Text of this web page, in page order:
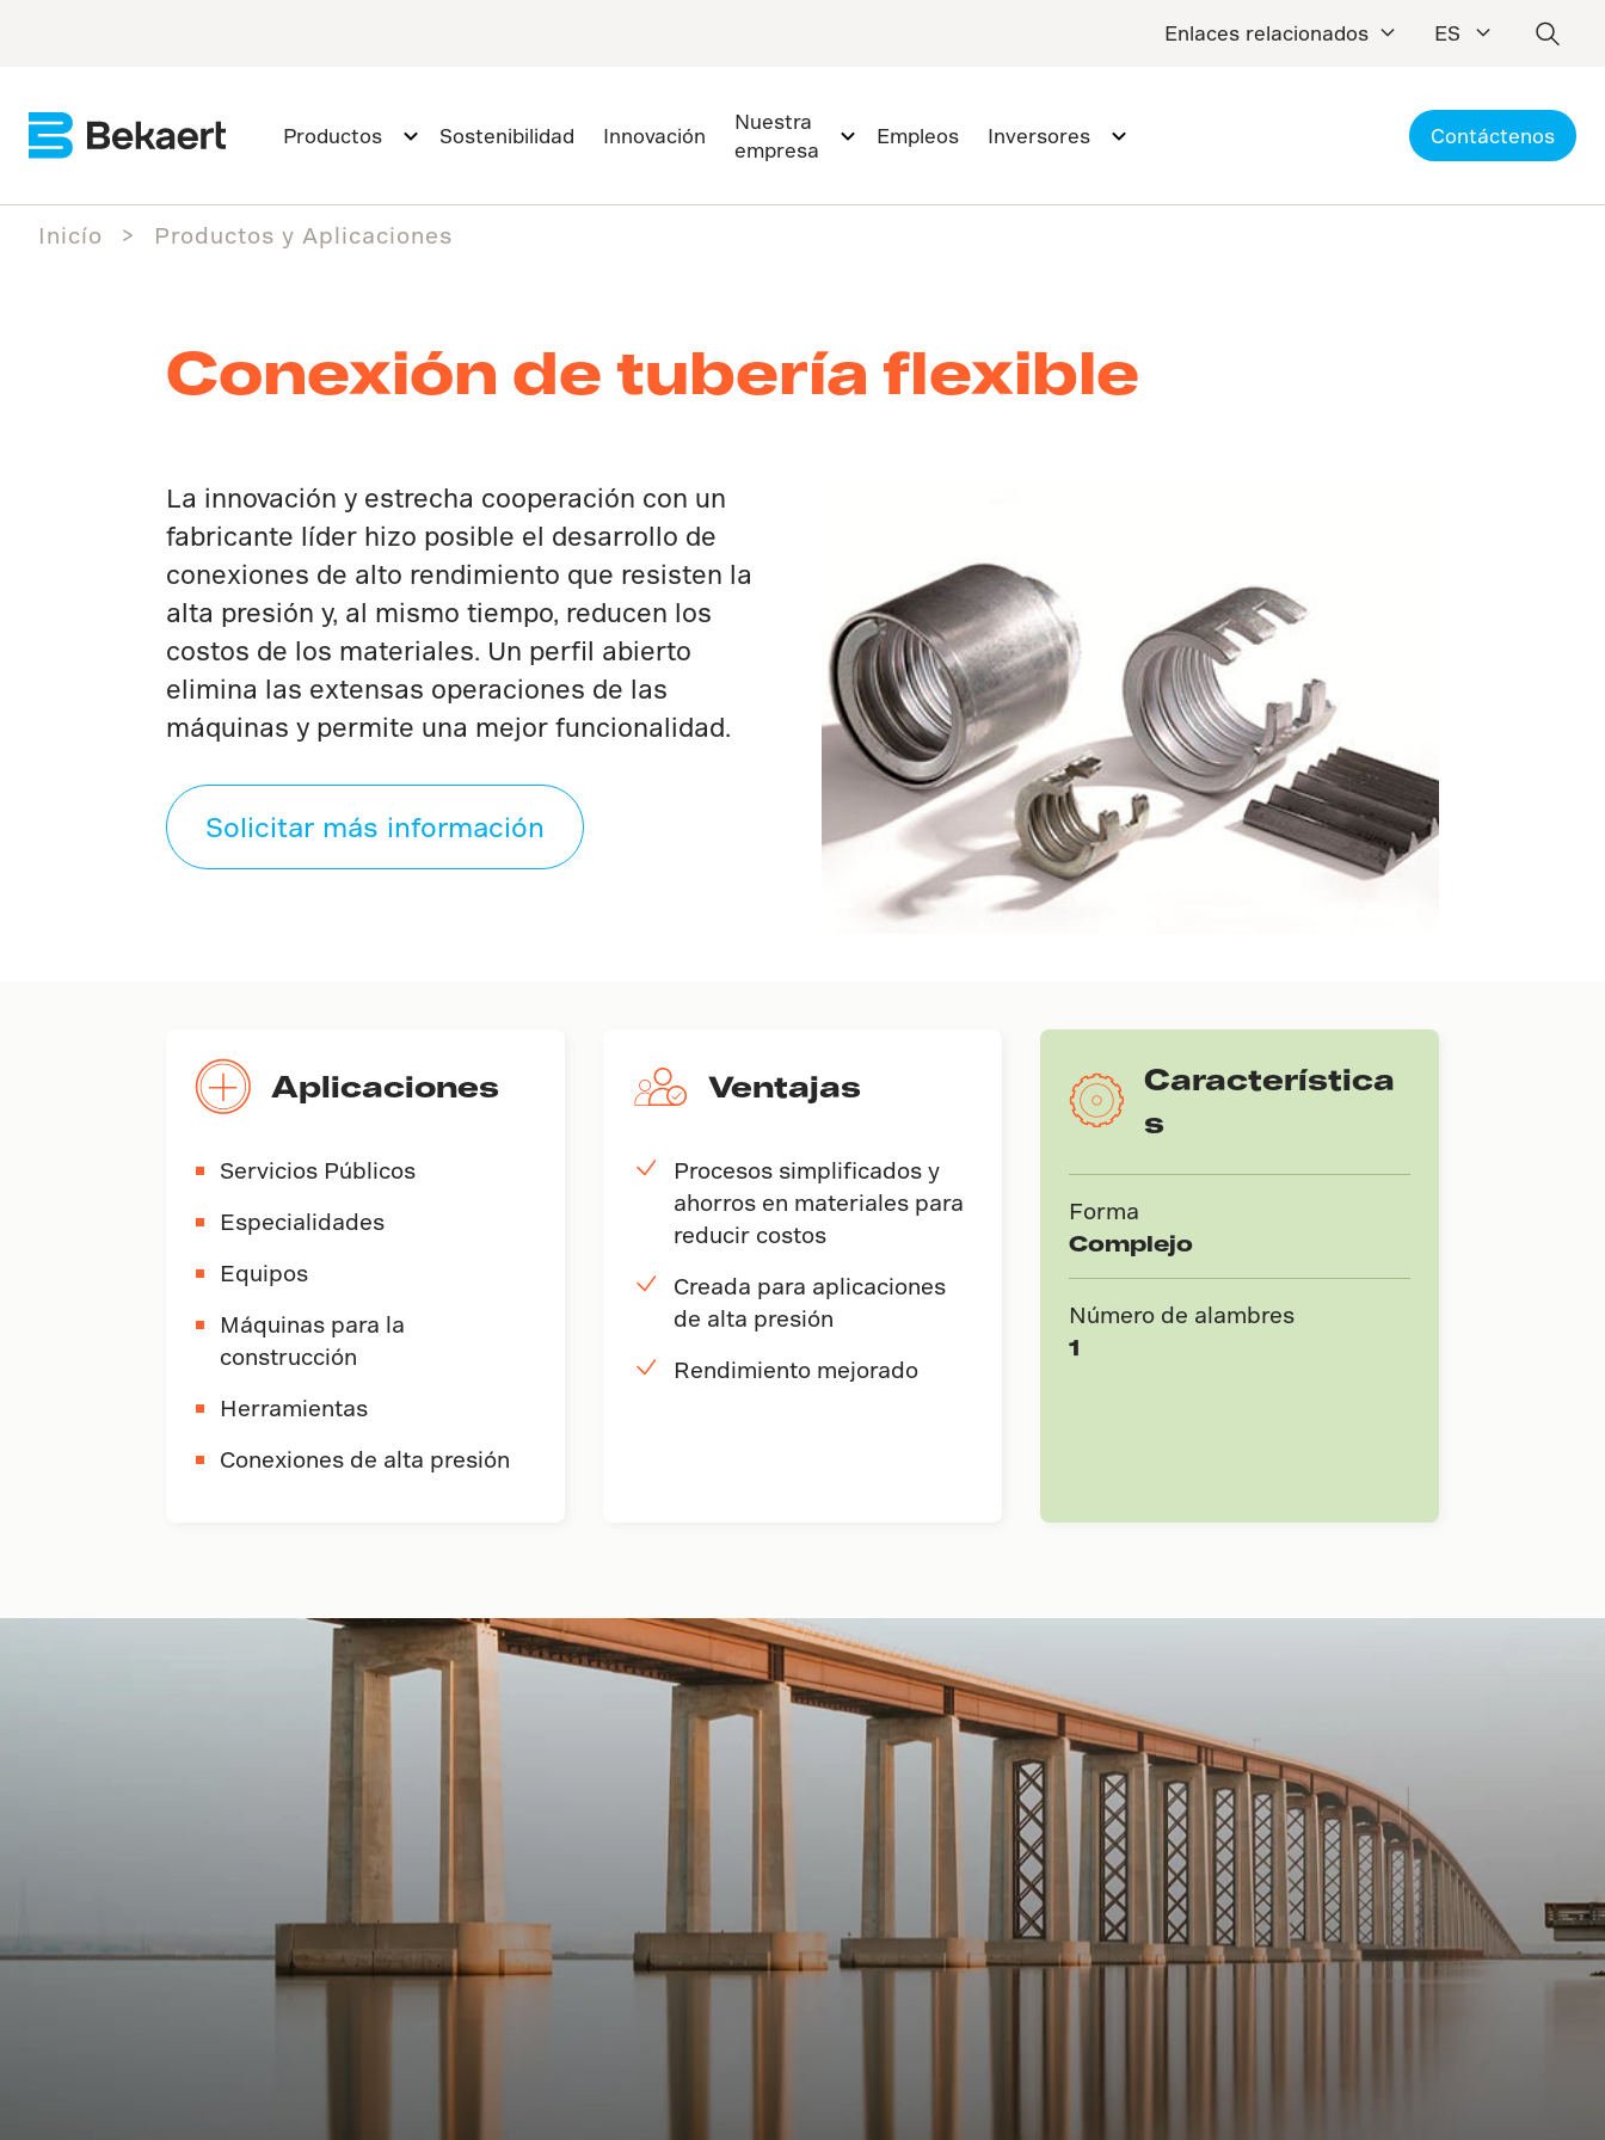
Enlaces relacionados ES
Productos Sostenibilidad Innovación
Nuestra
empresa
Empleos Inversores Contáctenos
Inicío Productos y Aplicaciones
Conexión de tubería flexible
La innovación y estrecha cooperación con un
fabricante líder hizo posible el desarrollo de
conexiones de alto rendimiento que resisten la
alta presión y, al mismo tiempo, reducen los
costos de los materiales. Un perfil abierto
elimina las extensas operaciones de las
máquinas y permite una mejor funcionalidad.
Solicitar más información
Aplicaciones
Servicios Públicos
Especialidades
Equipos
Máquinas para la
construcción
Herramientas
Conexiones de alta presión
Ventajas
Procesos simplificados y
ahorros en materiales para
reducir costos
Creada para aplicaciones
de alta presión
Rendimiento mejorado
Característica
s
Forma
Complejo
Número de alambres
1